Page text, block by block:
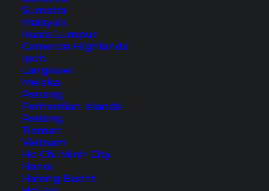
Sumatra
Malaysia
Kuala Lumpur
Cameron Highlands
Ipoh
Langkawi
Melaka
Penang
Perhentian Islands
Redang
Tioman
Vietnam
Ho Chi Minh City
Hanoi
Halong Bucht
Kambodscha
Inhaltsverzeichnis
Anreise nach Koh Rong Samloem
Übernachtung auf Koh Rong Samloem –
unser Hoteltipp
1. Schnorcheln vor Koh Tas
2. Ankunft auf Koh Rong Samloem
3. Saracen Bay
4. Lazy Beach